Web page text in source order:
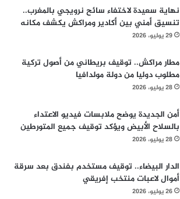
نهاية سعيدة لاختفاء سائح نرويجي بالمغرب..
تنسيق أمني بين أكادير ومراكش يكشف مكانه
29 يوليو، 2026
مطار مراكش.. توقيف بريطاني من أصول تركية
مطلوب دوليا من دولة مولدافيا
28 يوليو، 2026
أمن الجديدة يوضح ملابسات فيديو الاعتداء
بالسلاح الأبيض ويؤكد توقيف جميع المتورطين
28 يوليو، 2026
الدار البيضاء.. توقيف مستخدم بفندق بعد سرقة
أموال لاعبات منتخب إفريقي
26 يوليو، 2026